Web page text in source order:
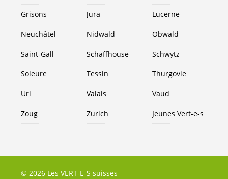
Grisons Jura Lucerne
Neuchâtel Nidwald Obwald
Saint-Gall Schaffhouse Schwytz
Soleure Tessin Thurgovie
Uri Valais Vaud
Zoug Zurich Jeunes Vert-e-s
© 2026 Les VERT-E-S suisses